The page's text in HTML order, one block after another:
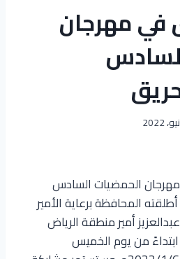
مهرجان
الحمضيات السادس
المحافظة برعاية الأمير
أمير منطقة الرياض
ابتداءً من يوم الخميس